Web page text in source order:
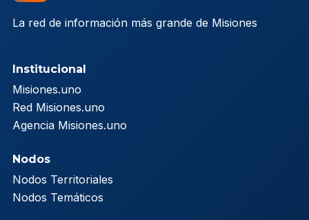
La red de información más grande de Misiones
Institucional
Misiones.uno
Red Misiones.uno
Agencia Misiones.uno
Nodos
Nodos Territoriales
Nodos Temáticos